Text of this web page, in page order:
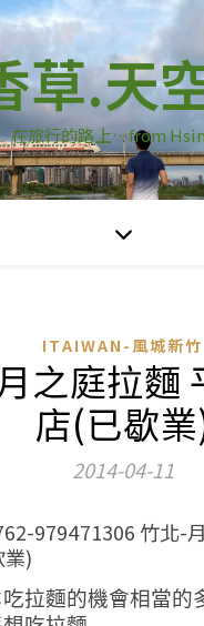
草.天
在旅行的路上…from
ITAIWAN-風城新竹
之庭拉麵
店(已歇
2014-04-11
拉麵的機會相當的